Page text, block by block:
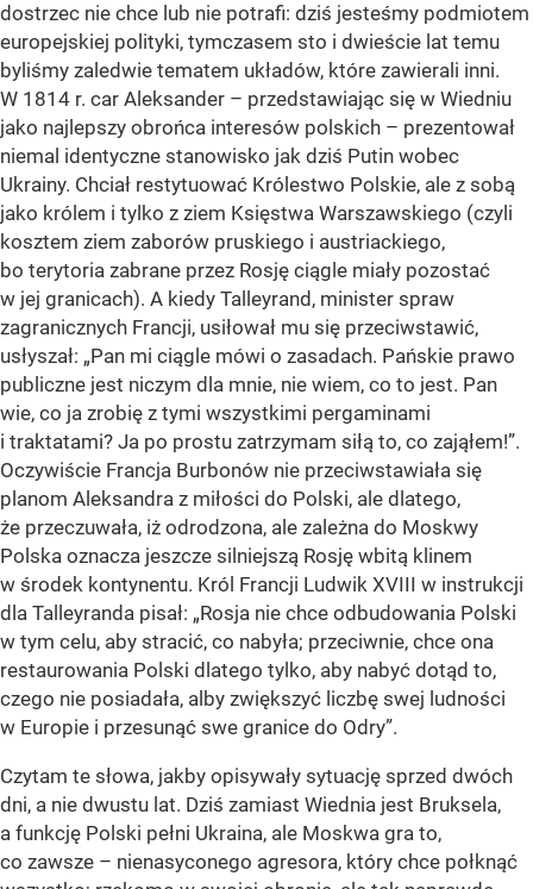
dostrzec nie chce lub nie potrafi: dziś jesteśmy podmiotem
europejskiej polityki, tymczasem sto i dwieście lat temu
byliśmy zaledwie tematem układów, które zawierali inni.
W 1814 r. car Aleksander – przedstawiając się w Wiedniu
jako najlepszy obrońca interesów polskich – prezentował
niemal identyczne stanowisko jak dziś Putin wobec
Ukrainy. Chciał restytuować Królestwo Polskie, ale z sobą
jako królem i tylko z ziem Księstwa Warszawskiego (czyli
kosztem ziem zaborów pruskiego i austriackiego,
bo terytoria zabrane przez Rosję ciągle miały pozostać
w jej granicach). A kiedy Talleyrand, minister spraw
zagranicznych Francji, usiłował mu się przeciwstawić,
usłyszał: „Pan mi ciągle mówi o zasadach. Pańskie prawo
publiczne jest niczym dla mnie, nie wiem, co to jest. Pan
wie, co ja zrobię z tymi wszystkimi pergaminami
i traktatami? Ja po prostu zatrzymam siłą to, co zająłem!”.
Oczywiście Francja Burbonów nie przeciwstawiała się
planom Aleksandra z miłości do Polski, ale dlatego,
że przeczuwała, iż odrodzona, ale zależna do Moskwy
Polska oznacza jeszcze silniejszą Rosję wbitą klinem
w środek kontynentu. Król Francji Ludwik XVIII w instrukcji
dla Talleyranda pisał: „Rosja nie chce odbudowania Polski
w tym celu, aby stracić, co nabyła; przeciwnie, chce ona
restaurowania Polski dlatego tylko, aby nabyć dotąd to,
czego nie posiadała, alby zwiększyć liczbę swej ludności
w Europie i przesunąć swe granice do Odry”.
Czytam te słowa, jakby opisywały sytuację sprzed dwóch
dni, a nie dwustu lat. Dziś zamiast Wiednia jest Bruksela,
a funkcję Polski pełni Ukraina, ale Moskwa gra to,
co zawsze – nienasyconego agresora, który chce połknąć